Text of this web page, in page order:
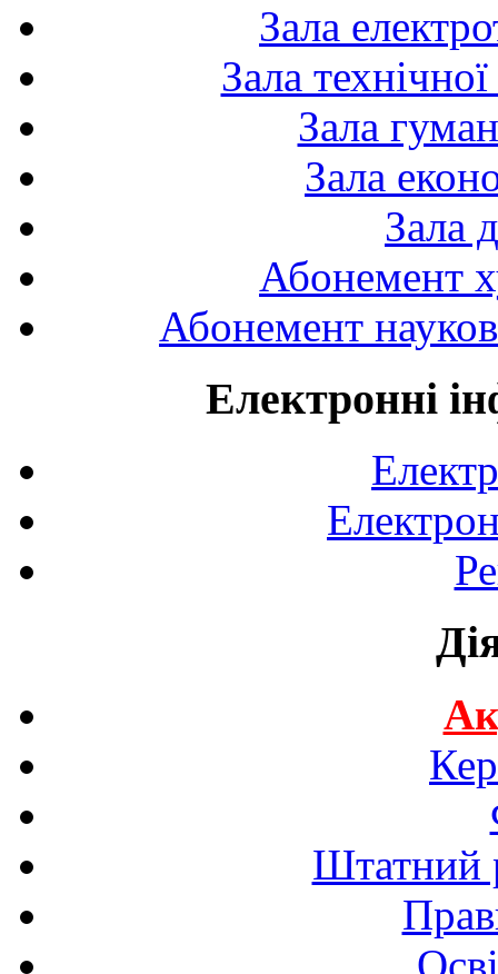
Зала
Зала
Зала
Зала
Зала
Абонемент
Абонемент
Електронні
Штатний